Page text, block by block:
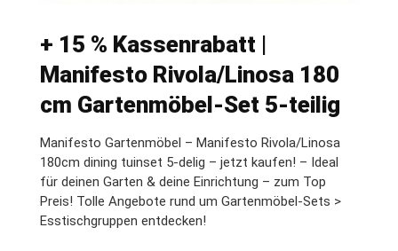
+ 15 % Kassenrabatt |
Manifesto Rivola/Linosa 180
cm Gartenmöbel-Set 5-teilig
Manifesto Gartenmöbel – Manifesto Rivola/Linosa
180cm dining tuinset 5-delig – jetzt kaufen! – Ideal
für deinen Garten & deine Einrichtung – zum Top
Preis! Tolle Angebote rund um Gartenmöbel-Sets >
Esstischgruppen entdecken!